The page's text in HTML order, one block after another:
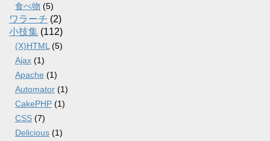
食べ物 (5)
ワラーチ (2)
小技集 (112)
(X)HTML (5)
Ajax (1)
Apache (1)
Automator (1)
CakePHP (1)
CSS (7)
Delicious (1)